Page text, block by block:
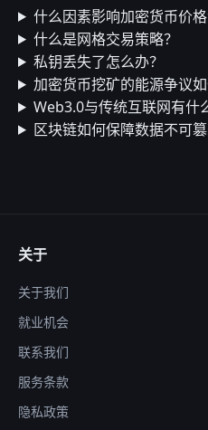
什么因素影响加密货币价格
什么是网格交易策略？
私钥丢失了怎么办？
加密货币挖矿的能源争议如
Web3.0与传统互联网有什
区块链如何保障数据不可篡
关于
关于我们
就业机会
联系我们
服务条款
隐私政策